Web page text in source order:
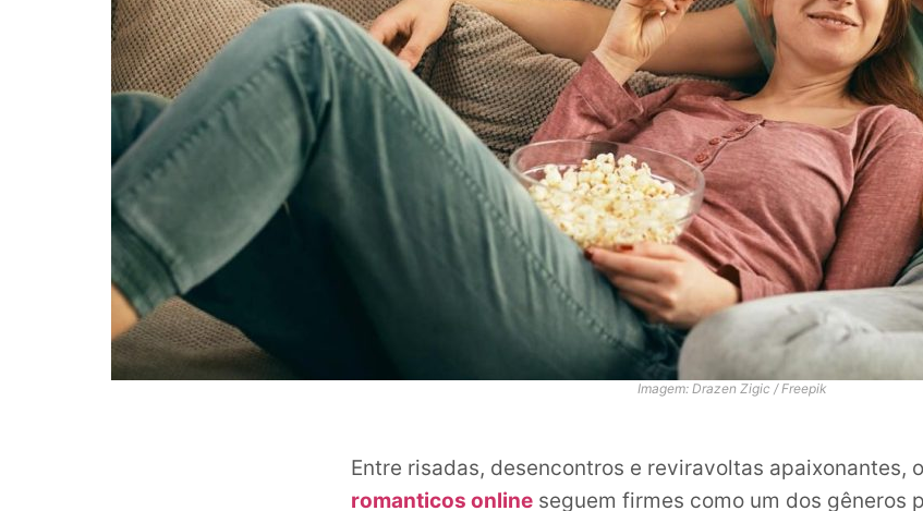
Imagem: Drazen Zigic / Freepik
Entre risadas, desencontros e reviravoltas apaixonantes,
romanticos online seguem firmes como um dos gêneros